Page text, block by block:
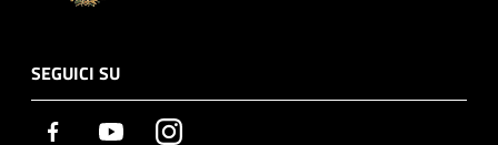
SEGUICI SU
Facebook YoutubeInstagram